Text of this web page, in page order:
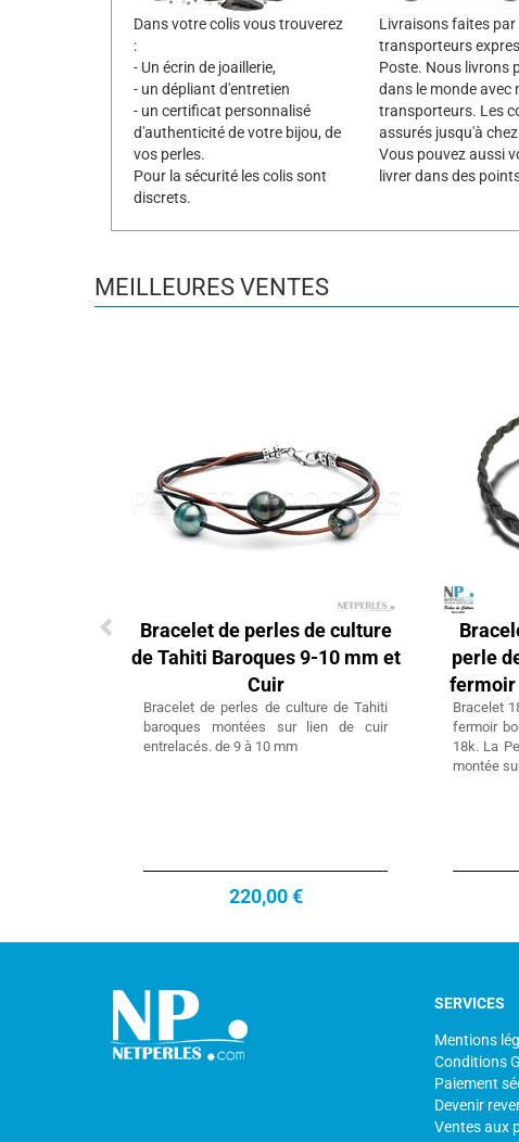
Dans votre colis vous trouverez
:
- Un écrin de joaillerie,
- un dépliant d'entretien
- un certificat personnalisé
d'authenticité de votre bijou, de
vos perles.
Pour la sécurité les colis sont
discrets.
Livraisons faites par
transporteurs
Poste. Nous livrons
dans le monde avec
transporteurs. Les
assurés jusqu'à
Vous pouvez aussi
livrer dans des
MEILLEURES VENTES
Bracelet de perles de culture
de Tahiti Baroques 9-10 mm et
Cuir
Bracelet de perles de culture de Tahiti
baroques montées sur lien de cuir
entrelacés. de 9 à 10 mm
220,00 €
perle
fermoir
Bracelet
fermoir
18k. La
montée
SERVICES
Mentions
Conditions
Paiement
Devenir
Ventes aux